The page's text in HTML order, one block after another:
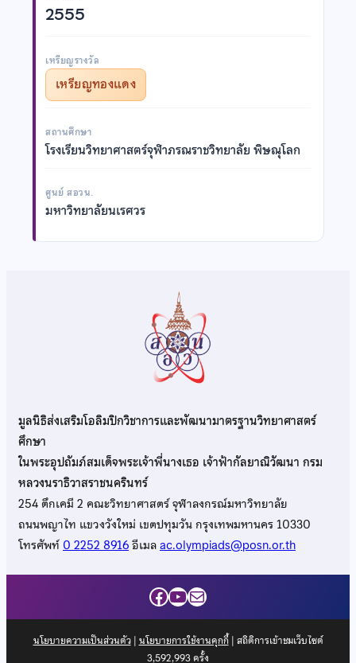
2555
เหรียญรางวัล
เหรียญทองแดง
สถานศึกษา
โรงเรียนวิทยาศาสตร์จุฬาภรณราชวิทยาลัย พิษณุโลก
ศูนย์ สอวน.
มหาวิทยาลัยนเรศวร
มูลนิธิส่งเสริมโอลิมปิกวิชาการและพัฒนามาตรฐานวิทยาศาสตร์
ศึกษา
ในพระอุปถัมภ์สมเด็จพระเจ้าพี่นางเธอ เจ้าฟ้ากัลยาณิวัฒนา กรม
หลวงนราธิวาสราชนครินทร์
254 ตึกเคมี 2 คณะวิทยาศาสตร์ จุฬาลงกรณ์มหาวิทยาลัย
ถนนพญาไท แขวงวังใหม่ เขตปทุมวัน กรุงเทพมหานคร 10330
โทรศัพท์0 2252 8916อีเมลac.olympiads@posn.or.th
Facebook
YouTube
Mail
นโยบายความเป็นส่วนตัว| นโยบายการใช้งานคุกกี้| สถิติการเข้าชมเว็บไซต์
3,592,993ครั้ง